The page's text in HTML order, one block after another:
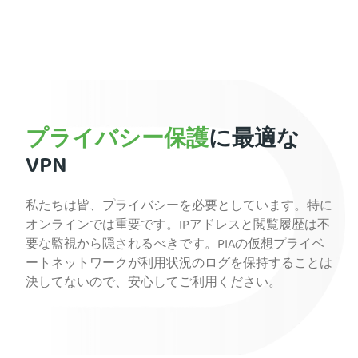
プライバシー保護に最適な
VPN
私たちは皆、プライバシーを必要としています。特に
オンラインでは重要です。IPアドレスと閲覧履歴は不
要な監視から隠されるべきです。PIAの仮想プライベ
ートネットワークが利用状況のログを保持することは
決してないので、安心してご利用ください。